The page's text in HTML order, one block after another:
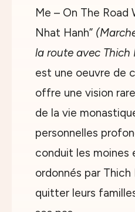
Me – On The Road
Nhat Hanh”
la route avec
est une oeuvre de
offre une vision
de la vie
personnelles
conduit les moines
ordonnés par Thich
quitter leurs